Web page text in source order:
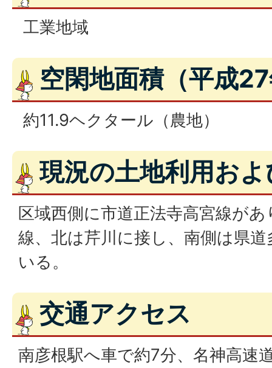
工業地域
空閑地面積（平成
約11.9ヘクタール（農地）
現況の土地利用お
区域西側に市道正法寺高宮線が
線、北は芹川に接し、南側は県
いる。
交通アクセス
南彦根駅へ車で約7分、名神高速